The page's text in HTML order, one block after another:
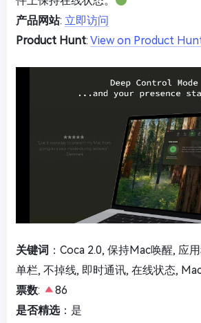
产品网站: 立即访问
Product Hunt: View on Product
关键词 ：Coca 2.0, 保持Mac唤醒, 应
单栏, 不掉线, 即时通讯, 在线状态,
票数:
86
是否精选：是